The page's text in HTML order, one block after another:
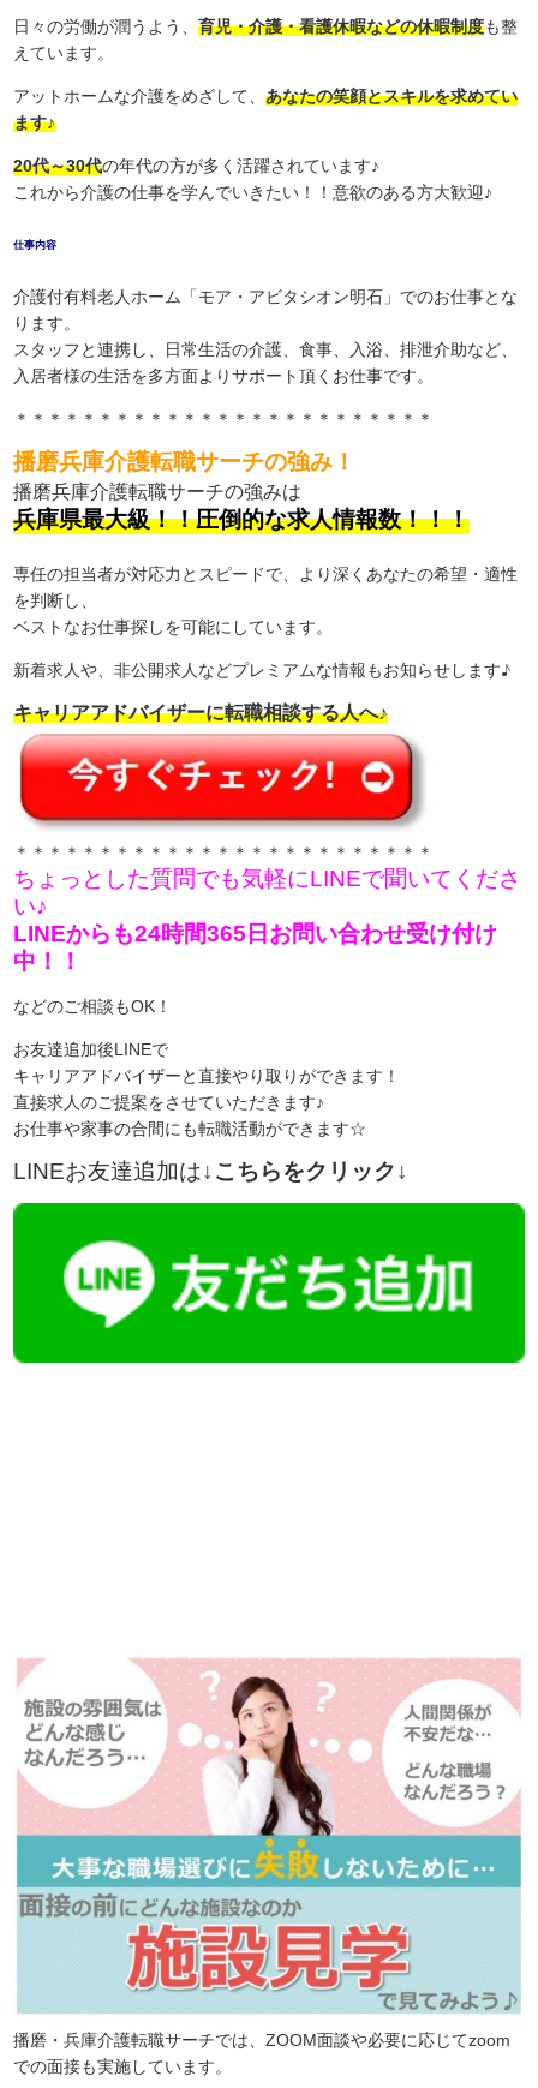
日々の労働が潤うよう、育児・介護・看護休暇などの休暇制度も整
えています。
アットホームな介護をめざして、あなたの笑顔とスキルを求めてい
ます♪
20代～30代の年代の方が多く活躍されています♪
これから介護の仕事を学んでいきたい！！意欲のある方大歓迎♪
仕事内容
介護付有料老人ホーム「モア・アビタシオン明石」でのお仕事とな
ります。
スタッフと連携し、日常生活の介護、食事、入浴、排泄介助など、
入居者様の生活を多方面よりサポート頂くお仕事です。
＊＊＊＊＊＊＊＊＊＊＊＊＊＊＊＊＊＊＊＊＊＊＊＊＊
播磨兵庫介護転職サーチの強み！
播磨兵庫介護転職サーチの強みは
兵庫県最大級！！圧倒的な求人情報数！！！
専任の担当者が対応力とスピードで、より深くあなたの希望・適性
を判断し、
ベストなお仕事探しを可能にしています。
新着求人や、非公開求人などプレミアムな情報もお知らせします♪
キャリアアドバイザーに転職相談する人へ♪
＊＊＊＊＊＊＊＊＊＊＊＊＊＊＊＊＊＊＊＊＊＊＊＊＊
ちょっとした質問でも気軽にLINEで聞いてくださ
い♪
LINEからも24時間365日お問い合わせ受け付け
中！！
などのご相談もOK！
お友達追加後LINEで
キャリアアドバイザーと直接やり取りができます！
直接求人のご提案をさせていただきます♪
お仕事や家事の合間にも転職活動ができます☆
LINEお友達追加は↓こちらをクリック↓
播磨・兵庫介護転職サーチでは、ZOOM面談や必要に応じてzoom
での面接も実施しています。